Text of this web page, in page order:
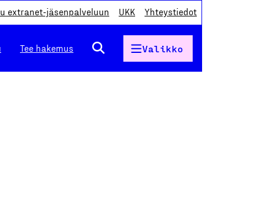
extranet-jäsenpalveluun UKK Yhteystiedot
Tee hakemus Valikko